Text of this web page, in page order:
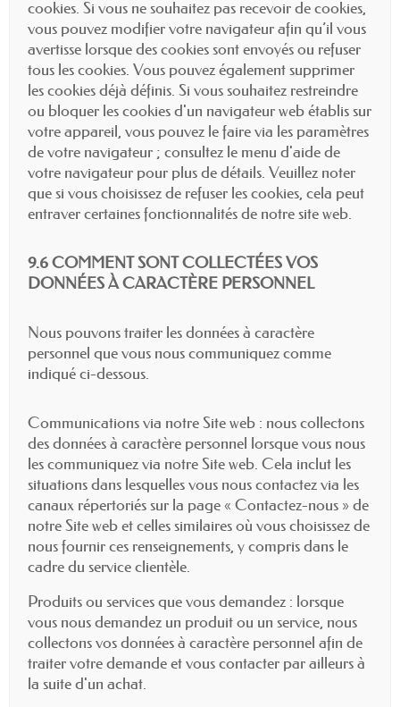
cookies. Si vous ne souhaitez pas recevoir de cookies,
vous pouvez modifier votre navigateur afin qu’il vous
avertisse lorsque des cookies sont envoyés ou refuser
tous les cookies. Vous pouvez également supprimer
les cookies déjà définis. Si vous souhaitez restreindre
ou bloquer les cookies d'un navigateur web établis sur
votre appareil, vous pouvez le faire via les paramètres
de votre navigateur ; consultez le menu d'aide de
votre navigateur pour plus de détails. Veuillez noter
que si vous choisissez de refuser les cookies, cela peut
entraver certaines fonctionnalités de notre site web.
9.6 COMMENT SONT COLLECTÉES VOS
DONNÉES À CARACTÈRE PERSONNEL
Nous pouvons traiter les données à caractère
personnel que vous nous communiquez comme
indiqué ci-dessous.
Communications via notre Site web : nous collectons
des données à caractère personnel lorsque vous nous
les communiquez via notre Site web. Cela inclut les
situations dans lesquelles vous nous contactez via les
canaux répertoriés sur la page « Contactez-nous » de
notre Site web et celles similaires où vous choisissez de
nous fournir ces renseignements, y compris dans le
cadre du service clientèle.
Produits ou services que vous demandez : lorsque
vous nous demandez un produit ou un service, nous
collectons vos données à caractère personnel afin de
traiter votre demande et vous contacter par ailleurs à
la suite d'un achat.